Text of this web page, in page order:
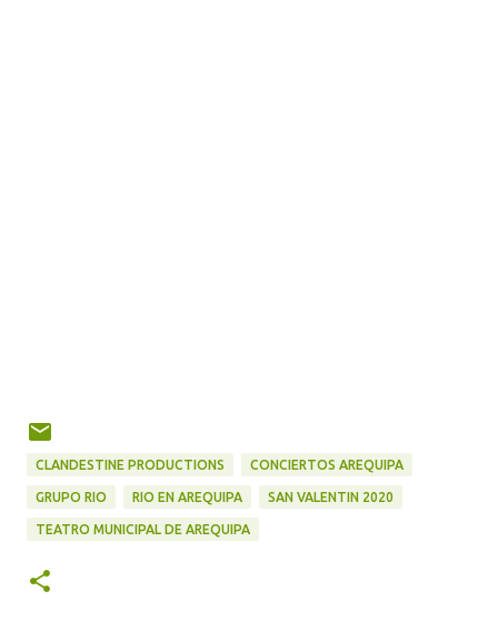
CLANDESTINE PRODUCTIONS CONCIERTOS AREQUIPA
GRUPO RIO RIO EN AREQUIPA SAN VALENTIN 2020
TEATRO MUNICIPAL DE AREQUIPA